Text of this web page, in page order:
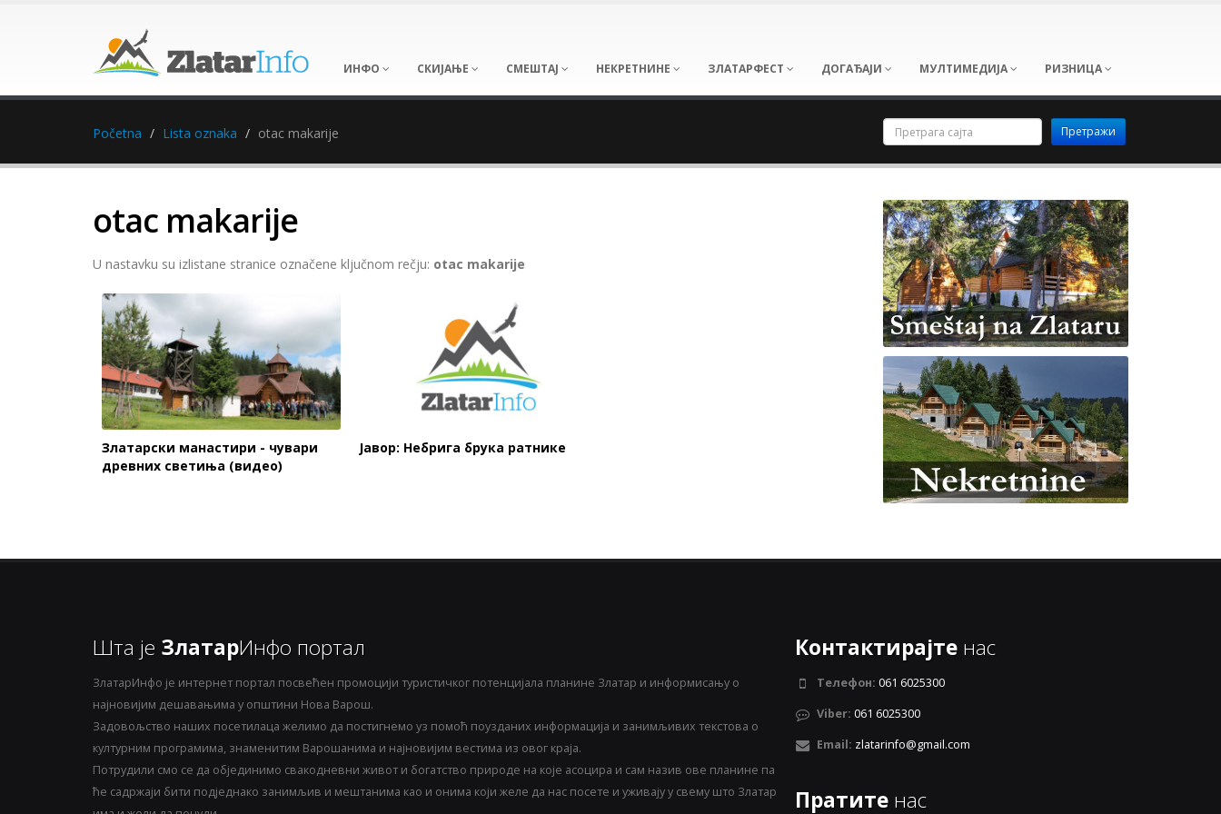
ИНФО СКИЈАЊЕ СМЕШТАЈ НЕКРЕТНИНЕ ЗЛАТАРФЕСТ ДОГАЂАЈИ МУЛТИМЕДИЈА РИЗНИЦА
Početna Lista oznaka otac makarije
otac makarije
U nastavku su izlistane stranice označene ključnom rečju: otac makarije
Златарски манастири - чувари
древних светиња (видео)
Јавор: Небрига брука ратнике
Шта је ЗлатарИнфо портал
ЗлатарИнфо је интернет портал посвећен промоцији туристичког потенцијала планине Златар и информисању о
најновијим дешавањима у општини Нова Варош.
Задовољство наших посетилаца желимо да постигнемо уз помоћ поузданих информација и занимљивих текстова о
културним програмима, знаменитим Варошанима и најновијим вестима из овог краја.
Потрудили смо се да објединимо свакодневни живот и богатство природе на које асоцира и сам назив ове планине па
ће садржаји бити подједнако занимљив и мештанима као и онима који желе да нас посете и уживају у свему што Златар
Контактирајте нас
Телефон: 061 6025300
Viber: 061 6025300
Email: zlatarinfo@gmail.com
Пратите нас